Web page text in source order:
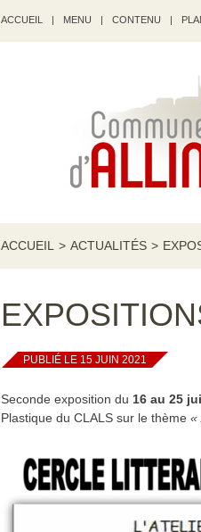
ACCUEIL | MENU | CONTENU |
ACCUEIL > ACTUALITÉS >
PUBLIÉ LE 15 JUIN 2021
Seconde exposition du 16 au 25
Plastique du CLALS sur le thème «